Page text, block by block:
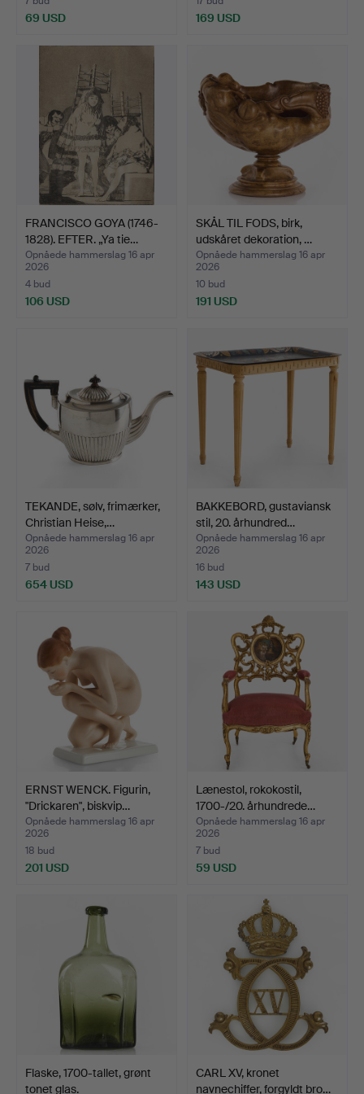
69 USD 169 USD
FRANCISCO GOYA (1746-
1828). EFTER. „Ya tie…
Opnåede hammerslag 16 apr
2026
4 bud
106 USD
SKÅL TIL FODS, birk,
udskåret dekoration, …
Opnåede hammerslag 16 apr
2026
10 bud
191 USD
TEKANDE, sølv, frimærker,
Christian Heise,…
Opnåede hammerslag 16 apr
2026
7 bud
654 USD
BAKKEBORD, gustaviansk
stil, 20. århundred…
Opnåede hammerslag 16 apr
2026
16 bud
143 USD
ERNST WENCK. Figurin,
"Drickaren", biskvip…
Opnåede hammerslag 16 apr
2026
18 bud
201 USD
Lænestol, rokokostil,
1700-/20. århundrede…
Opnåede hammerslag 16 apr
2026
7 bud
59 USD
Flaske, 1700-tallet, grønt
tonet glas.
CARL XV, kronet
navnechiffer, forgyldt bro…